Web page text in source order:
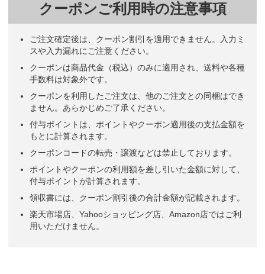
クーポンご利用時の注意事項
ご注文確定後は、クーポン割引を適用できません。入力ミ
スや入力漏れにご注意ください。
クーポンは商品代金（税込）のみに適用され、送料や各種
手数料は対象外です。
クーポンを利用したご注文は、他のご注文との同梱はでき
ません。あらかじめご了承ください。
付与ポイントは、ポイントやクーポン適用後の支払金額を
もとに計算されます。
クーポンコードの転売・譲渡などは禁止しております。
ポイントやクーポンの利用額を差し引いた金額に対して、
付与ポイントが計算されます。
領収書には、クーポン割引後の合計金額が記載されます。
楽天市場店、Yahooショッピング店、Amazon店ではご利
用いただけません。